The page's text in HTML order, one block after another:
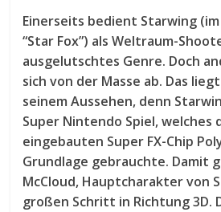
Einerseits bedient Starwing
“Star Fox”) als Weltraum-
ausgelutschtes Genre. Doch
sich von der Masse ab. Das
seinem Aussehen, denn
Super Nintendo Spiel, welches
eingebauten Super FX-Chip
Grundlage gebrauchte. Damit
McCloud, Hauptcharakter von
großen Schritt in Richtung 3D.